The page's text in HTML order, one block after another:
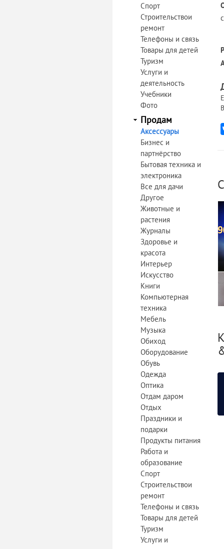
Спорт
Строительствои
ремонт
Телефоны и связь
Товары для детей
Туризм
Услуги и
деятельность
Учебники
Фото
Продам
Аксессуары
Бизнес и
партнёрство
Бытовая техника и
электроника
Все для дачи
Другое
Животные и
растения
Журналы
Здоровье и
красота
Интерьер
Искусство
Книги
Компьютерная
техника
Мебель
Музыка
Обиход
Оборудование
Обувь
Одежда
Оптика
Отдам даром
Отдых
Праздники и
подарки
Продукты питания
Работа и
образование
Спорт
Строительствои
ремонт
Телефоны и связь
Товары для детей
Туризм
Услуги и